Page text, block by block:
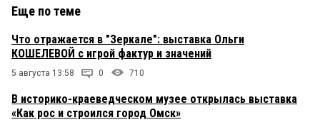
Еще по теме
Что отражается в "Зеркале": выставка Ольги
КОШЕЛЕВОЙ с игрой фактур и значений
5 августа 13:58 0 710
В историко-краеведческом музее открылась выставка
«Как рос и строился город Омск»